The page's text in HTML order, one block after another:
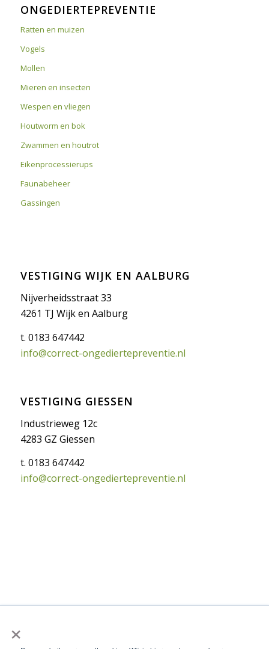
×
ONGEDIERTEPREVENTIE
Ratten en muizen
Vogels
Mollen
Mieren en insecten
Wespen en vliegen
Houtworm en bok
Zwammen en houtrot
Eikenprocessierups
Faunabeheer
Gassingen
VESTIGING WIJK EN AALBURG
Nijverheidsstraat 33
4261 TJ Wijk en Aalburg
t. 0183 647442
info@correct-ongediertepreventie.nl
VESTIGING GIESSEN
Industrieweg 12c
4283 GZ Giessen
t. 0183 647442
info@correct-ongediertepreventie.nl